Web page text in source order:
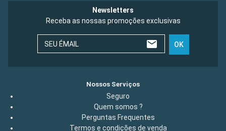
Newsletters
Receba as nossas promoções exclusivas
SEU ÉMAIL OK
Nossos Serviços
Seguro
Quem somos ?
Perguntas Frequentes
Termos e condições de venda